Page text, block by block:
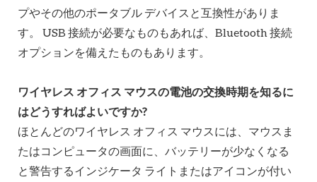
プやその他のポータブル デバイスと互換性がありま
す。 USB 接続が必要なものもあれば、Bluetooth 接続
オプションを備えたものもあります。
ワイヤレス オフィス マウスの電池の交換時期を知るに
はどうすればよいですか?
ほとんどのワイヤレス オフィス マウスには、マウスま
たはコンピュータの画面に、バッテリーが少なくなる
と警告するインジケータ ライトまたはアイコンが付い